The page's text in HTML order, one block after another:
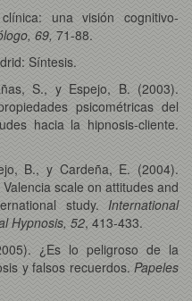
una visión cognitivo-
69, 71-88.
Síntesis.
S., y Espejo, B. (2003).
psicométricas del
hacia la hipnosis-cliente.
B., y Cardeña, E. (2004).
scale on attitudes and
study. International
Hypnosis, 52, 413-433.
¿Es lo peligroso de la
y falsos recuerdos. Papeles